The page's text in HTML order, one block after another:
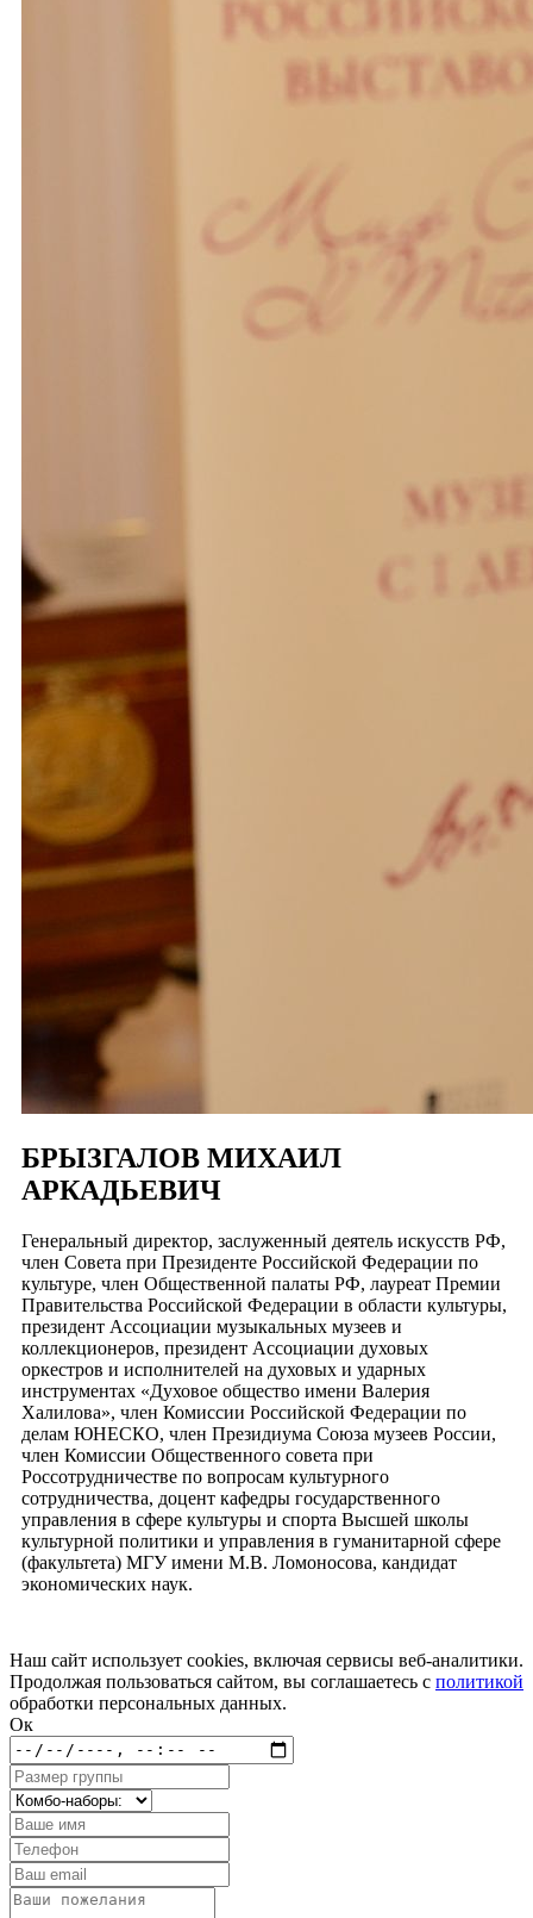
БРЫЗГАЛОВ МИХАИЛ
АРКАДЬЕВИЧ
Генеральный директор, заслуженный деятель искусств РФ,
член Совета при Президенте Российской Федерации по
культуре, член Общественной палаты РФ, лауреат Премии
Правительства Российской Федерации в области культуры,
президент Ассоциации музыкальных музеев и
коллекционеров, президент Ассоциации духовых
оркестров и исполнителей на духовых и ударных
инструментах «Духовое общество имени Валерия
Халилова», член Комиссии Российской Федерации по
делам ЮНЕСКО, член Президиума Союза музеев России,
член Комиссии Общественного совета при
Россотрудничестве по вопросам культурного
сотрудничества, доцент кафедры государственного
управления в сфере культуры и спорта Высшей школы
культурной политики и управления в гуманитарной сфере
(факультета) МГУ имени М.В. Ломоносова, кандидат
экономических наук.
Наш сайт использует cookies, включая сервисы веб-аналитики.
Продолжая пользоваться сайтом, вы соглашаетесь с политикой
обработки персональных данных.
Ок